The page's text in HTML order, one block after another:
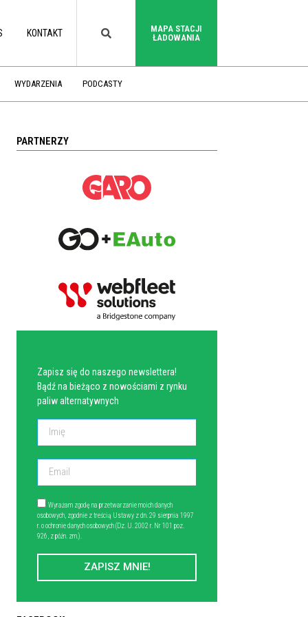
KONTAKT
MAPA STACJI
ŁADOWANIA
WYDARZENIA PODCASTY
PARTNERZY
Zapisz się do naszego newslettera!
Bądź na bieżąco z nowościami z rynku
paliw alternatywnych
Wyrażam zgodę na przetwarzanie moich danych
osobowych, zgodnie z treścią Ustawy z dn. 29 sierpnia 1997
r. o ochronie danych osobowych (Dz. U. 2002 r. Nr 101 poz.
926, z późn. zm.).
ZAPISZ MNIE!